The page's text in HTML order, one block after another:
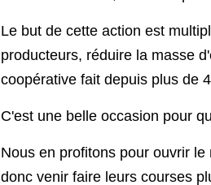
Le but de cette action est
producteurs, réduire la masse
coopérative fait depuis plus de
C'est une belle occasion pour
Nous en profitons pour ouvrir
donc venir faire leurs courses